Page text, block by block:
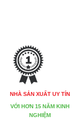
NHÀ SẢN XUẤT UY TÍN
VỚI HƠN 15 NĂM KINH
NGHIỆM